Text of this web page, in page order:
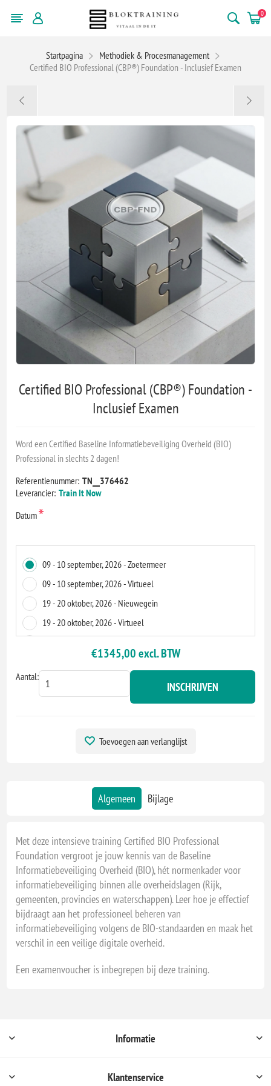
0
Startpagina
Methodiek & Procesmanagement
Certified BIO Professional (CBP®) Foundation - Inclusief Examen
Certified BIO Professional (CBP®) Foundation -
Inclusief Examen
Word een Certified Baseline Informatiebeveiliging Overheid (BIO)
Professional in slechts 2 dagen!
Referentienummer: TN__376462
Leverancier: Train It Now
Datum*
09 - 10 september, 2026 - Zoetermeer
09 - 10 september, 2026 - Virtueel
19 - 20 oktober, 2026 - Nieuwegein
19 - 20 oktober, 2026 - Virtueel
07 - 8 december, 2026 - Apeldoorn
€1345,00 excl. BTW
Aantal:
INSCHRIJVEN
Toevoegen aan verlanglijst
Algemeen Bijlage
Met deze intensieve training Certified BIO Professional
Foundation vergroot je jouw kennis van de Baseline
Informatiebeveiliging Overheid (BIO), hét normenkader voor
informatiebeveiliging binnen alle overheidslagen (Rijk,
gemeenten, provincies en waterschappen). Leer hoe je effectief
bijdraagt aan het professioneel beheren van
informatiebeveiliging volgens de BIO-standaarden en maak het
verschil in een veilige digitale overheid.
Een examenvoucher is inbegrepen bij deze training.
Informatie
Klantenservice